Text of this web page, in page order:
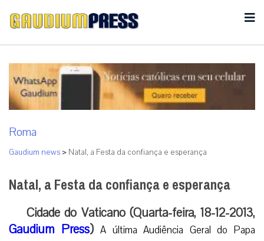
Roma
Gaudium news > Natal, a Festa da confiança e esperança
Natal, a Festa da confiança e esperança
Cidade do Vaticano (Quarta-feira, 18-12-2013,
Gaudium Press)A última Audiência Geral do Papa